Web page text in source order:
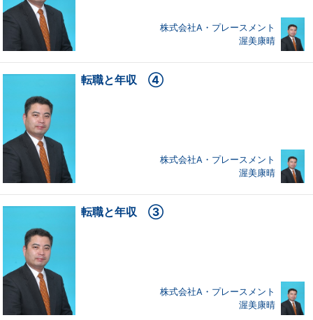
株式会社A・プレースメント
渥美康晴
転職と年収 ④
株式会社A・プレースメント
渥美康晴
転職と年収 ③
株式会社A・プレースメント
渥美康晴